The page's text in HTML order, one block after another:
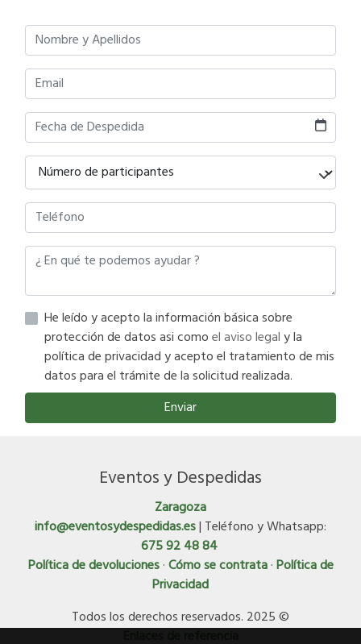
He leído y acepto la información básica sobre
protección de datos asi comoel aviso legaly la
política de privacidad y acepto el tratamiento de mis
datos para el trámite de la solicitud realizada.
Enviar
Eventos y Despedidas
Zaragoza
info@eventosydespedidas.es| Teléfono y Whatsapp:
675 92 48 84
Política de devoluciones·Cómo se contrata·Política de
Privacidad
Todos los derechos reservados. 2025 ©